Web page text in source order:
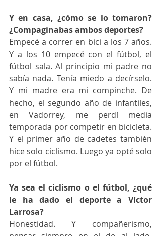
Y en casa, ¿cómo se lo tomaron?
¿Compaginabas ambos deportes?
Empecé a correr en bici a los 7 años.
Y a los 10 empecé con el fútbol, el
fútbol sala. Al principio mi padre no
sabía nada. Tenía miedo a decírselo.
Y mi madre era mi compinche. De
hecho, el segundo año de infantiles,
en Vadorrey, me perdí media
temporada por competir en bicicleta.
Y el primer año de cadetes también
hice solo ciclismo. Luego ya opté solo
por el fútbol.
Ya sea el ciclismo o el fútbol, ¿qué
le ha dado el deporte a Víctor
Larrosa?
Honestidad. Y compañerismo,